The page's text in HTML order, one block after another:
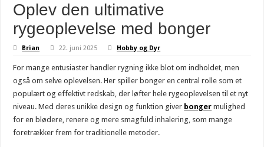
Oplev den ultimative
rygeoplevelse med bonger
Brian 22. juni 2025 Hobby og Dyr
For mange entusiaster handler rygning ikke blot om indholdet, men
også om selve oplevelsen. Her spiller bonger en central rolle som et
populært og effektivt redskab, der løfter hele rygeoplevelsen til et nyt
niveau. Med deres unikke design og funktion giver bonger mulighed
for en blødere, renere og mere smagfuld inhalering, som mange
foretrækker frem for traditionelle metoder.